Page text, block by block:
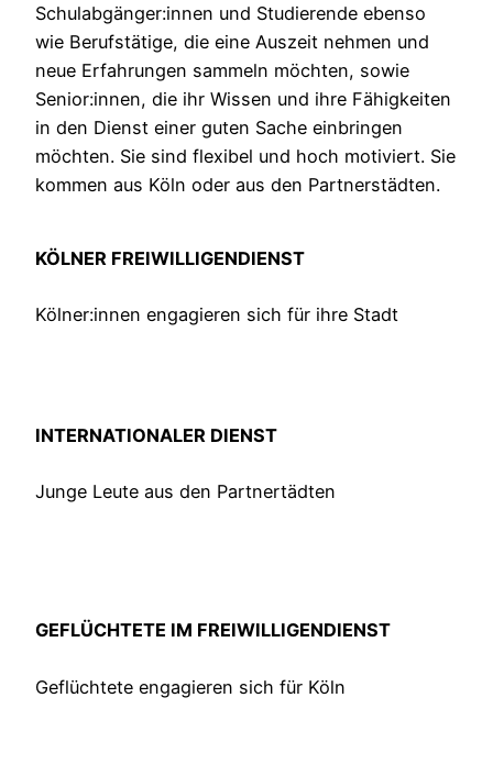
Schulabgänger:innen und Studierende ebenso
wie Berufstätige, die eine Auszeit nehmen und
neue Erfahrungen sammeln möchten, sowie
Senior:innen, die ihr Wissen und ihre Fähigkeiten
in den Dienst einer guten Sache einbringen
möchten. Sie sind flexibel und hoch motiviert. Sie
kommen aus Köln oder aus den Partnerstädten.
KÖLNER FREIWILLIGENDIENST
Kölner:innen engagieren sich für ihre Stadt
INTERNATIONALER DIENST
Junge Leute aus den Partnertädten
GEFLÜCHTETE IM FREIWILLIGENDIENST
Geflüchtete engagieren sich für Köln